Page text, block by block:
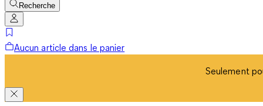
Recherche
Aucun article dans le panier
Seulement